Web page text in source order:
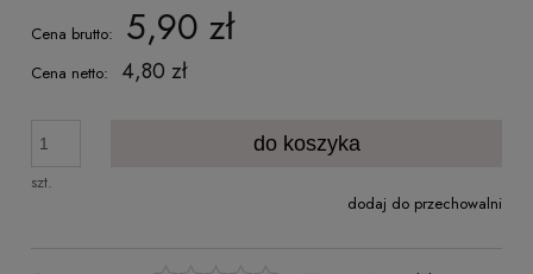
Cena brutto: 5,90 zł
Cena netto: 4,80 zł
szt.
do koszyka
dodaj do przechowalni